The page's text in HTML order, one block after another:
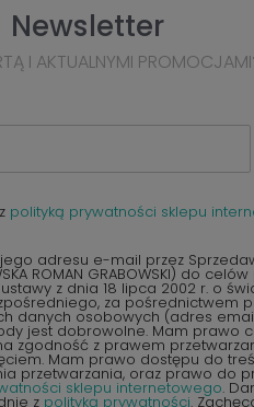
Newsletter
I AKTUALNYMI
polityką prywatności sklepu
adresu e-mail przez
ROMAN GRABOWSKI) do
z dnia 18 lipca 2002 r. o
za pośrednictwem
danych osobowych (adres
jest dobrowolne. Mam prawo
zgodność z prawem
Mam prawo dostępu do
przetwarzania, oraz prawo do
sklepu internetowego.
z polityką prywatności.